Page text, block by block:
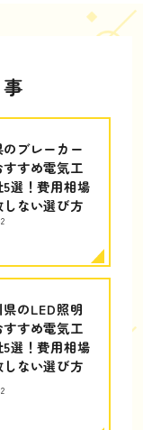
ブレーカー
すすめ電気工
選！費用相場
しない選び方
のLED照明
すすめ電気工
選！費用相場
しない選び方